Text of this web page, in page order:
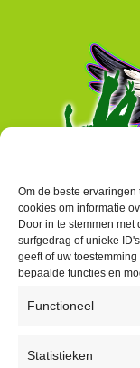
Om de beste
cookies om informatie
Door in te stemmen
surfgedrag of unieke
geeft of uw
bepaalde functies en
Functioneel
Statistieken
Peter Vergroesen